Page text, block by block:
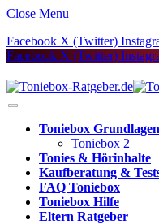
Close Menu
Facebook X (Twitter)
Facebook X (Twitter)
Toniebox Grundlagen
Toniebox 2
Tonies & Hörinhalte
Kaufberatung &
FAQ Toniebox
Toniebox Hilfe
Eltern Ratgeber